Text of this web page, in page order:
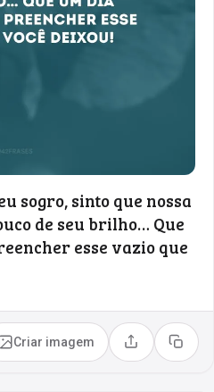
sogro, sinto que nossa
de seu brilho… Que
esse vazio que
Criar imagem Compartilhar
Copiar